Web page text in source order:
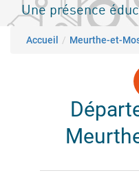
Une présence
Fil d'Ariane
Accueil Meurthe-et-